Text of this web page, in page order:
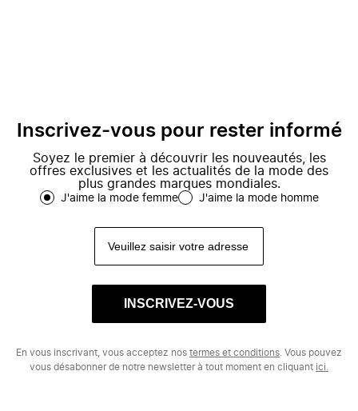
Inscrivez-vous pour rester informé
Soyez le premier à découvrir les nouveautés, les
offres exclusives et les actualités de la mode des
plus grandes marques mondiales.
J'aime la mode femme J'aime la mode homme
INSCRIVEZ-VOUS
En vous inscrivant, vous acceptez nos termes et conditions . Vous pouvez
vous désabonner de notre newsletter à tout moment en cliquant ici.